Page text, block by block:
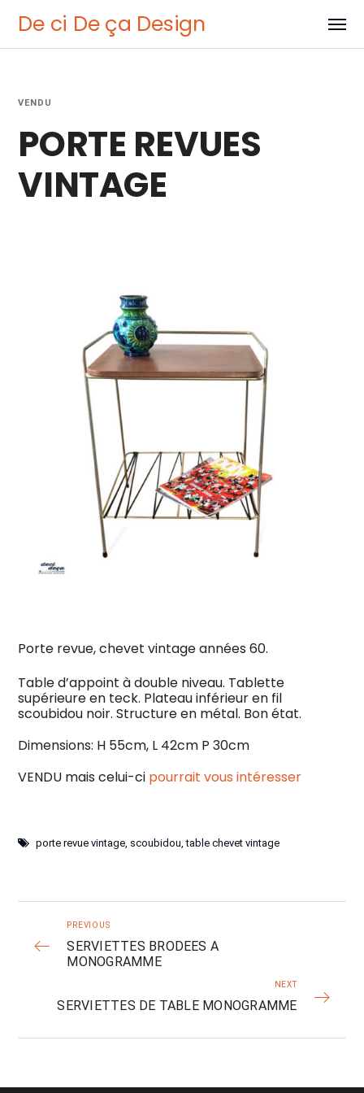
De ci De ça Design
VENDU
PORTE REVUES
VINTAGE
Porte revue, chevet vintage années 60.
Table d’appoint à double niveau. Tablette
supérieure en teck. Plateau inférieur en fil
scoubidou noir. Structure en métal. Bon état.
Dimensions: H 55cm, L 42cm P 30cm
VENDU mais celui-ci pourrait vous intéresser
porte revue vintage, scoubidou,table chevet vintage
PREVIOUS
SERVIETTES BRODEES A
MONOGRAMME
NEXT
SERVIETTES DE TABLE MONOGRAMME